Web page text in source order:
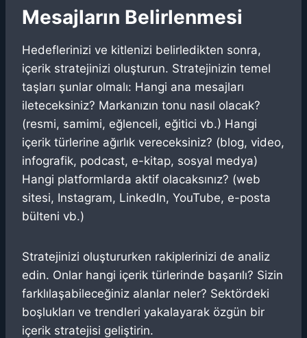
Mesajların Belirlenmesi
Hedeflerinizi ve kitlenizi belirledikten sonra,
içerik stratejinizi oluşturun. Stratejinizin temel
taşları şunlar olmalı: Hangi ana mesajları
ileteceksiniz? Markanızın tonu nasıl olacak?
(resmi, samimi, eğlenceli, eğitici vb.) Hangi
içerik türlerine ağırlık vereceksiniz? (blog, video,
infografik, podcast, e-kitap, sosyal medya)
Hangi platformlarda aktif olacaksınız? (web
sitesi, Instagram, LinkedIn, YouTube, e-posta
bülteni vb.)
Stratejinizi oluştururken rakiplerinizi de analiz
edin. Onlar hangi içerik türlerinde başarılı? Sizin
farklılaşabileceğiniz alanlar neler? Sektördeki
boşlukları ve trendleri yakalayarak özgün bir
içerik stratejisi geliştirin.